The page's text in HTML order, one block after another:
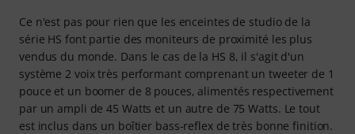
Ce n'est pas pour rien que les enceintes de studio de la
série HS font partie des moniteurs de proximité les plus
vendus du monde. Dans le cas de la HS 8, il s'agit d'un
système 2 voix très performant comprenant un tweeter de 1
pouce et un boomer de 8 pouces, alimentés respectivement
par un ampli de 45 Watts et un autre de 75 Watts. Le tout
est inclus dans un boîtier bass-reflex de très bonne finition.